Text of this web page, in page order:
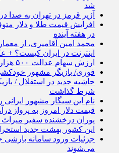
شد
آژیر قرمز در تهران به صدا
افزایش قیمت طلا و دلار
در هفته آینده
محمد امین آقامیری، از
اینترنت در ایران کیست؟
ارزش سهام عدالت ۵۰۰ هزار تومانی ها اعلام شد (۳۰ دی)
فوری/ بازیگر مشهور
حاشیه جدید در استقلال /
شرط گذاشت
نام این سیگار مشهور
قیمت دلار امروز به پرواز درآمد (۲۰ آبان
پوران درخشنده سفیر
این کشور بهشت جدید
جزئیات ورود سامانه بارشی
می‌شوند